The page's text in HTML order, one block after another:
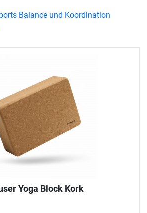
Yoga Block Kork
Balance und Koordination